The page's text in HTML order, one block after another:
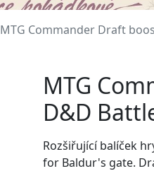
MTG Commander Draft
MTG
D&D
Rozšiřující balíček
for Baldur's gate.